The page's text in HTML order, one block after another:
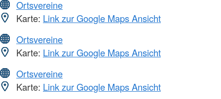
Ortsvereine
Karte: Link zur Google Maps Ansicht
Ortsvereine
Karte: Link zur Google Maps Ansicht
Ortsvereine
Karte: Link zur Google Maps Ansicht